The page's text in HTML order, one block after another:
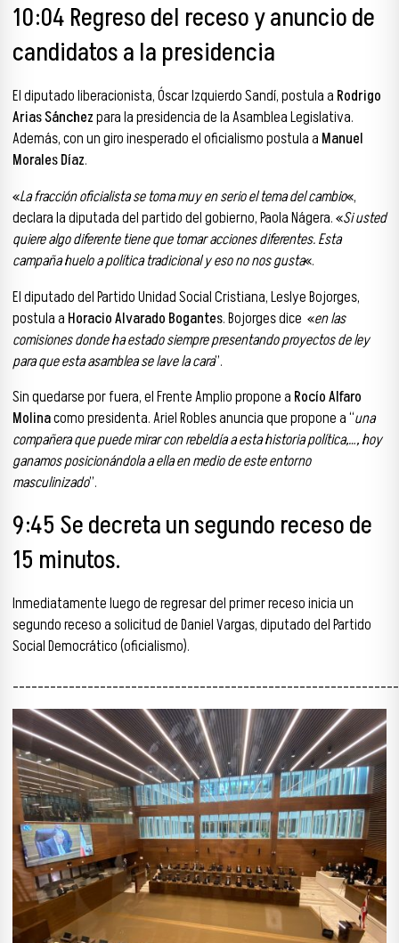
10:04 Regreso del receso y anuncio de
candidatos a la presidencia
El diputado liberacionista, Óscar Izquierdo Sandí, postula a Rodrigo
Arias Sánchezpara la presidencia de la Asamblea Legislativa.
Además, con un giro inesperado el oficialismo postula a Manuel
Morales Díaz.
«La fracción oficialista se toma muy en serio el tema del cambio«,
declara la diputada del partido del gobierno, Paola Nágera. «Si usted
quiere algo diferente tiene que tomar acciones diferentes. Esta
campaña huelo a política tradicional y eso no nos gusta«.
El diputado del Partido Unidad Social Cristiana, Leslye Bojorges,
postula a Horacio Alvarado Bogantes. Bojorges dice «en las
comisiones donde ha estado siempre presentando proyectos de ley
para que esta asamblea se lave la cara”.
Sin quedarse por fuera, el Frente Amplio propone a Rocío Alfaro
Molinacomo presidenta. Ariel Robles anuncia que propone a “una
compañera que puede mirar con rebeldía a esta historia política,…, hoy
ganamos posicionándola a ella en medio de este entorno
masculinizado”.
9:45 Se decreta un segundo receso de
15 minutos.
Inmediatamente luego de regresar del primer receso inicia un
segundo receso a solicitud de Daniel Vargas, diputado del Partido
Social Democrático (oficialismo).